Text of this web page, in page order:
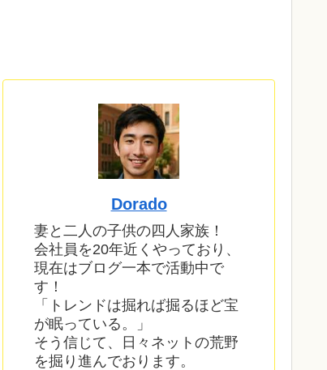
Dorado
妻と二人の子供の四人家族！
会社員を20年近くやっており、
現在はブログ一本で活動中で
す！
「トレンドは掘れば掘るほど宝
が眠っている。」
そう信じて、日々ネットの荒野
を掘り進んでおります。